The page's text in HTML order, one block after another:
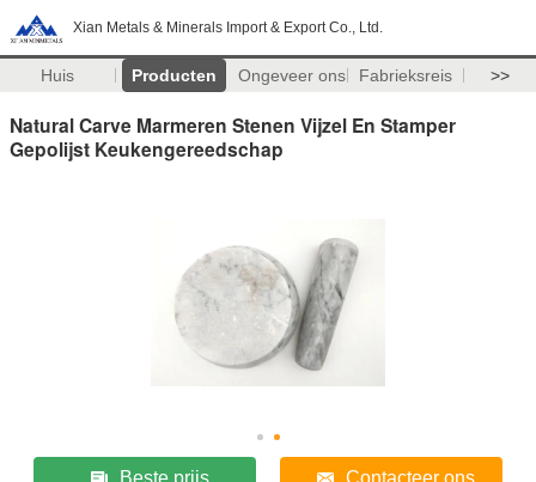
Xian Metals & Minerals Import & Export Co., Ltd.
Huis Producten Ongeveer ons Fabrieksreis >>
Natural Carve Marmeren Stenen Vijzel En Stamper
Gepolijst Keukengereedschap
Beste prijs Contacteer ons